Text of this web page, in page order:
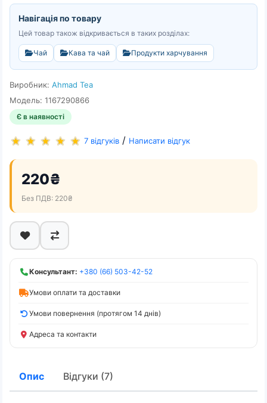
Навігація по товару
Цей товар також відкривається в таких розділах:
Чай Кава та чай Продукти харчування
Виробник: Ahmad Tea
Модель: 1167290866
Є в наявності
7 відгуків / Написати відгук
220₴
Без ПДВ: 220₴
Консультант: +380 (66) 503-42-52
Умови оплати та доставки
Умови повернення (протягом 14 днів)
Адреса та контакти
Опис Відгуки (7)